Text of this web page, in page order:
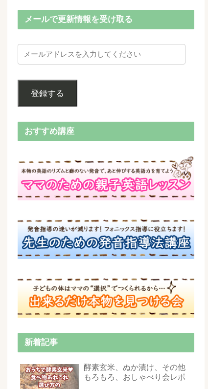
メールで更新情報を受け取る
登録する
おすすめ講座
新着記事
酵素玄米、ぬか漬け、その他
もろもろ、おしゃべり会レポ